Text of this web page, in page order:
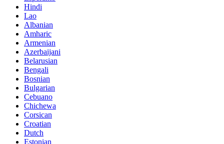
Hindi
Lao
Albanian
Amharic
Armenian
Azerbaijani
Belarusian
Bengali
Bosnian
Bulgarian
Cebuano
Chichewa
Corsican
Croatian
Dutch
Estonian